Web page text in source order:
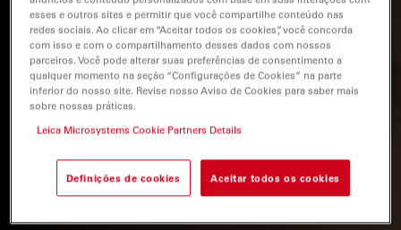
esses e outros sites e permitir que você compartilhe conteúdo nas
redes sociais. Ao clicar em “Aceitar todos os cookies”, você concorda
com isso e com o compartilhamento desses dados com nossos
parceiros. Você pode alterar suas preferências de consentimento a
qualquer momento na seção “Configurações de Cookies” na parte
inferior do nosso site. Revise nosso Aviso de Cookies para saber mais
sobre nossas práticas.
Leica Microsystems Cookie Partners Details
Definições de cookies Aceitar todos os cookies